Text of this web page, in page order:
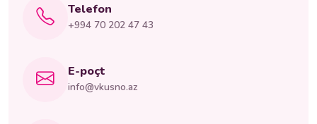
Telefon
+994 70 202 47 43
E-poçt
info@vkusno.az